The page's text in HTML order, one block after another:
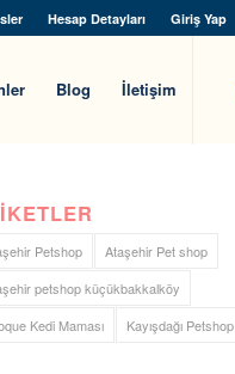
Hesap Detayları Giriş Yap
Blog İletişim
Petshop
Ataşehir Pet shop
petshop küçükbakkalköy
Kedi Maması
Kayışdağı Petshop